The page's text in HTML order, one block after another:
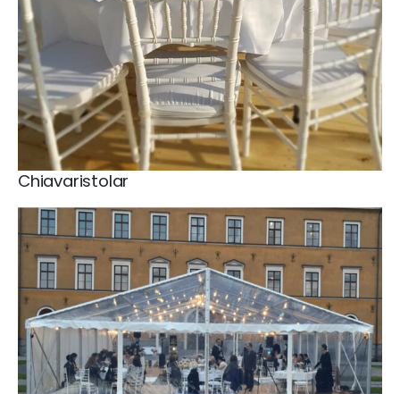
Chiavaristolar